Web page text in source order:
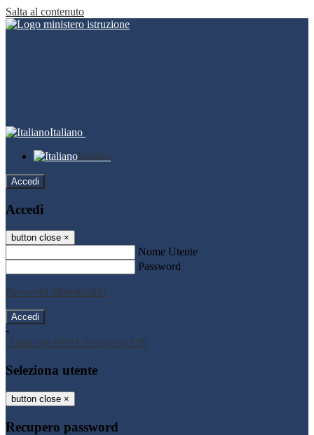
Salta al contenuto
Italiano
Italiano
Accedi
Accedi
button close ×
Nome Utente
Password
Password dimenticata?
-
Entra con SPID Entra con CIE
Seleziona utente
button close ×
Recupero password